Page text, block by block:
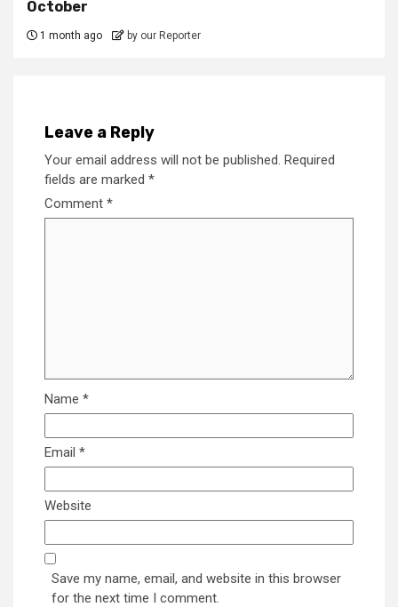
October
1 month ago by our Reporter
Leave a Reply
Your email address will not be published. Required
fields are marked *
Comment *
Name *
Email *
Website
Save my name, email, and website in this browser
for the next time I comment.